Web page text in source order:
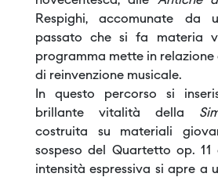
Respighi, accomunate da
passato che si fa materia
programma mette in relazione
di reinvenzione musicale.
In questo percorso si
brillante vitalità della
costruita su materiali
sospeso del Quartetto op.
intensità espressiva si apre a